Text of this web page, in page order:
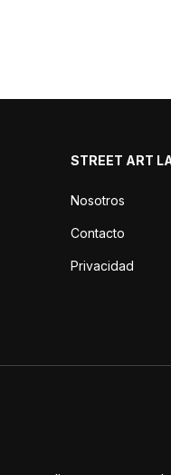
STREET ART
Nosotros
Contacto
Privacidad